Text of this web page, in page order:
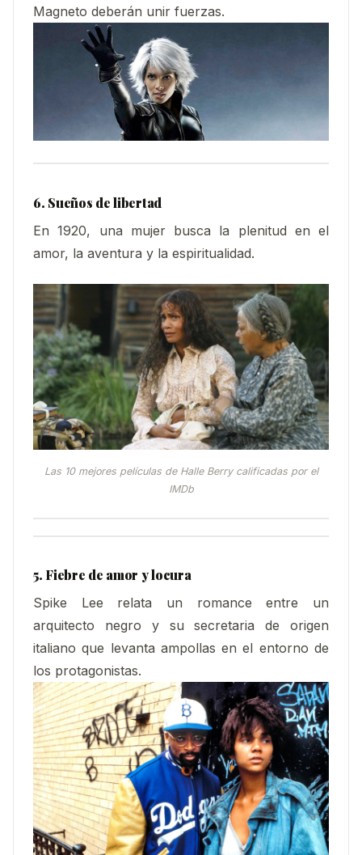
Magneto deberán unir fuerzas.
6. Sueños de libertad
En 1920, una mujer busca la plenitud en el
amor, la aventura y la espiritualidad.
Las 10 mejores películas de Halle Berry calificadas por el
IMDb
5. Fiebre de amor y locura
Spike Lee relata un romance entre un
arquitecto negro y su secretaria de origen
italiano que levanta ampollas en el entorno de
los protagonistas.